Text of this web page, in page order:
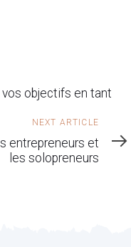
objectifs en tant
NEXT ARTICLE
entrepreneurs et
les solopreneurs